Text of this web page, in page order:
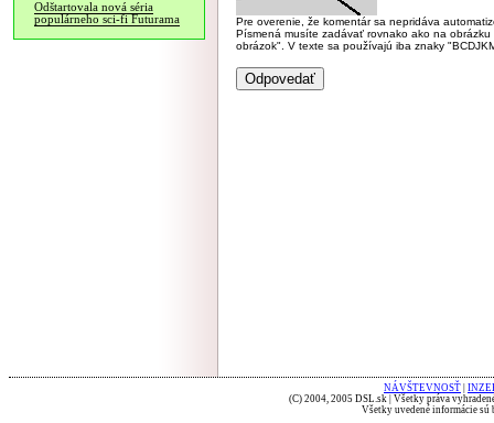
Odštartovala nová séria
populárneho sci-fi Futurama
Pre overenie, že komentár sa nepridáva
Písmená musíte zadávať rovnako ako na
obrázok". V texte sa používajú iba znaky
NÁVŠTEVNOSŤ
(C) 2004, 2005 DSL.sk | Všetky práva
Všetky uvedené informácie sú